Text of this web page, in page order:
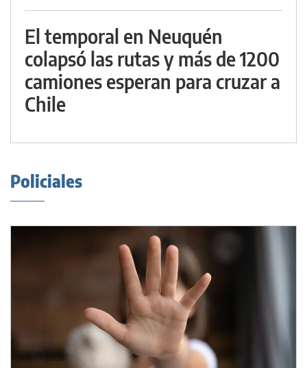
El temporal en Neuquén
colapsó las rutas y más de 1200
camiones esperan para cruzar a
Chile
Policiales